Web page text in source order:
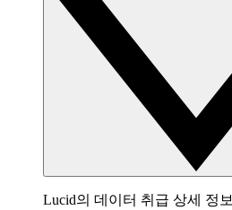
Lucid의 데이터 취급 상세 정보